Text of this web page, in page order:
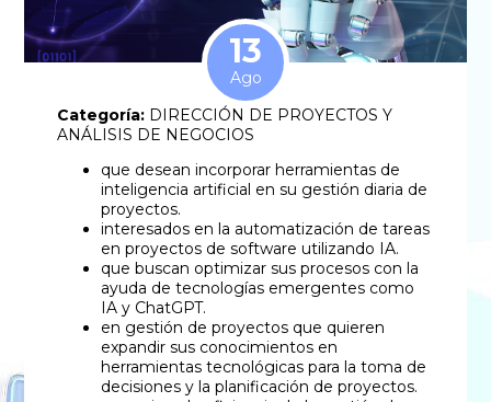
13
Ago
Categoría: DIRECCIÓN DE PROYECTOS Y
ANÁLISIS DE NEGOCIOS
que desean incorporar herramientas de
inteligencia artificial en su gestión diaria de
proyectos.
interesados en la automatización de tareas
en proyectos de software utilizando IA.
que buscan optimizar sus procesos con la
ayuda de tecnologías emergentes como
IA y ChatGPT.
en gestión de proyectos que quieren
expandir sus conocimientos en
herramientas tecnológicas para la toma de
decisiones y la planificación de proyectos.